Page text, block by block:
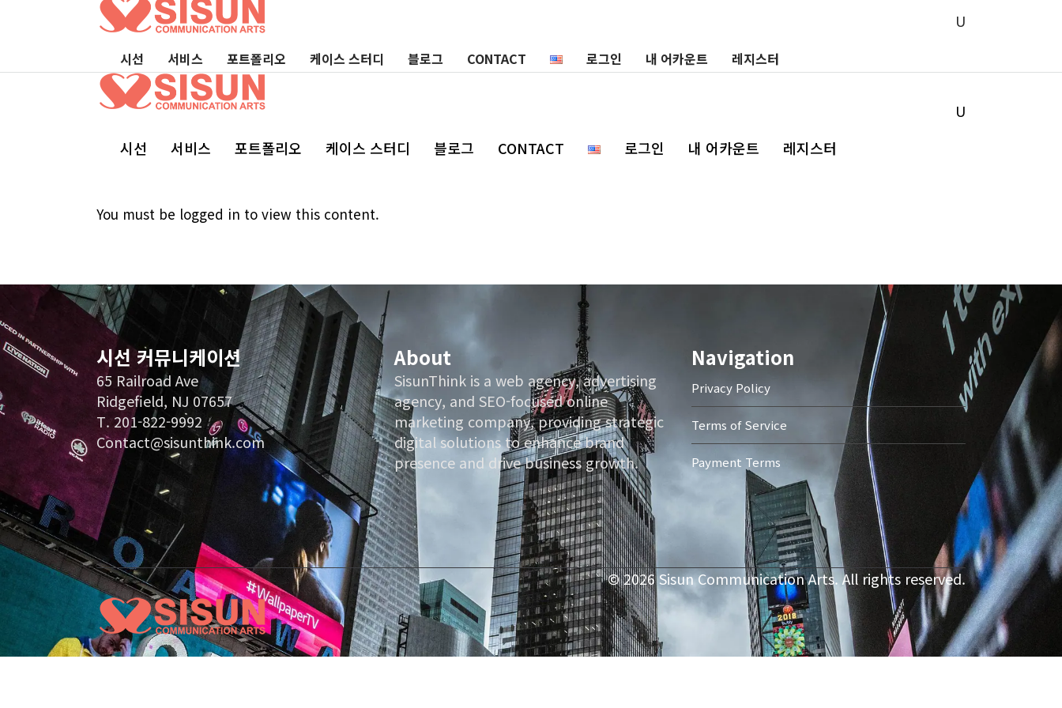
시선 서비스 포트폴리오 케이스 스터디 블로그 CONTACT 로그인 내 어카운트 레지스터
시선 서비스 포트폴리오 케이스 스터디 블로그 CONTACT 로그인 내 어카운트 레지스터
You must be logged in to view this content.
시선 커뮤니케이션
65 Railroad Ave
Ridgefield, NJ 07657
T. 201-822-9992
Contact@sisunthink.com
About
SisunThink is a web agency, advertising
agency, and SEO-focused online
marketing company, providing strategic
digital solutions to enhance brand
presence and drive business growth.
Navigation
Privacy Policy
Terms of Service
Payment Terms
© 2026 Sisun Communication Arts. All rights reserved.